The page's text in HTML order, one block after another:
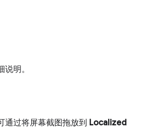
明。
通过将屏幕截图拖放到 Localized